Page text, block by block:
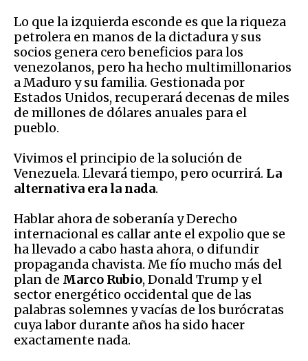
Lo que la izquierda esconde es que la riqueza
petrolera en manos de la dictadura y sus
socios genera cero beneficios para los
venezolanos, pero ha hecho multimillonarios
a Maduro y su familia. Gestionada por
Estados Unidos, recuperará decenas de miles
de millones de dólares anuales para el
pueblo.
Vivimos el principio de la solución de
Venezuela. Llevará tiempo, pero ocurrirá. La
alternativa era la nada.
Hablar ahora de soberanía y Derecho
internacional es callar ante el expolio que se
ha llevado a cabo hasta ahora, o difundir
propaganda chavista. Me fío mucho más del
plan de Marco Rubio, Donald Trump y el
sector energético occidental que de las
palabras solemnes y vacías de los burócratas
cuya labor durante años ha sido hacer
exactamente nada.